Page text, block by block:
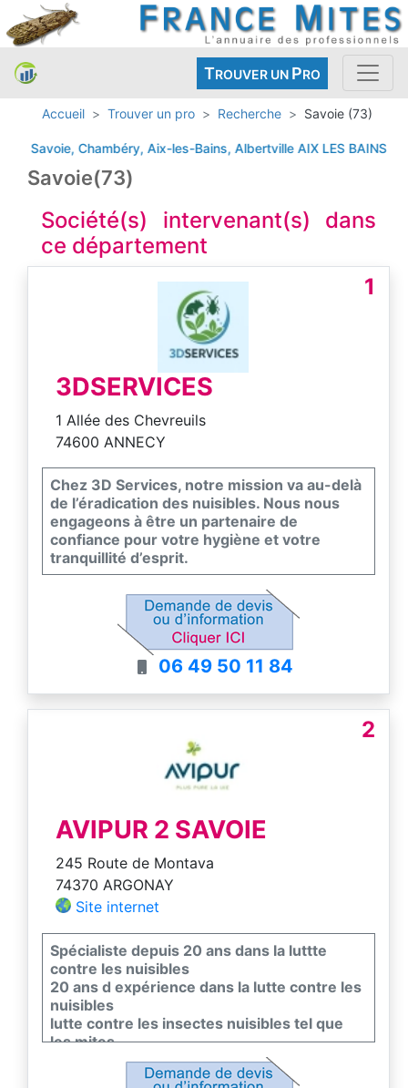
TROUVER UN PRO
Accueil Trouver un pro Recherche Savoie (73)
Savoie, Chambéry, Aix-les-Bains, AlbertvilleAIX LES BAINS
Savoie(73)
Société(s) intervenant(s) dans
ce département
1
3DSERVICES
1 Allée des Chevreuils
74600 ANNECY
Chez 3D Services, notre mission va au-delà
de l’éradication des nuisibles. Nous nous
engageons à être un partenaire de
confiance pour votre hygiène et votre
tranquillité d’esprit.
06 49 50 11 84
2
AVIPUR 2 SAVOIE
245 Route de Montava
74370 ARGONAY
Site internet
Spécialiste depuis 20 ans dans la luttte
contre les nuisibles
20 ans d expérience dans la lutte contre les
nuisibles
lutte contre les insectes nuisibles tel que
les mites
Devis et conseil gratuit
Intervention Savoie, Haute-Savoie et Pays